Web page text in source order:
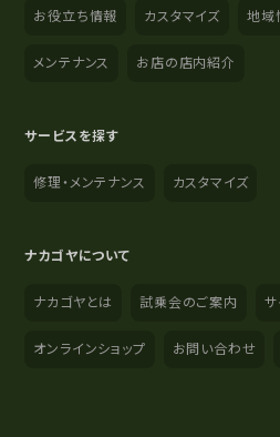
お役立ち情報 カスタマイズ 地域
メンテナンス お店の店内紹介
サービスを探す
修理・メンテナンス カスタマイズ
ナカゴヤについて
ナカゴヤとは 試乗会のご案内 サ
オンラインショップ お問い合わせ